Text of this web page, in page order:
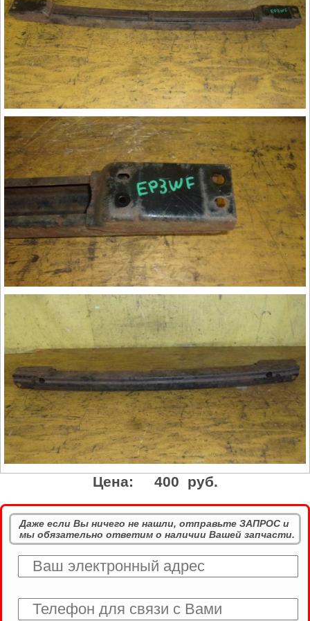
Цена: 400 руб.
Даже если Вы ничего не нашли, отправьте ЗАПРОС и
мы обязательно ответим о наличии Вашей запчасти.